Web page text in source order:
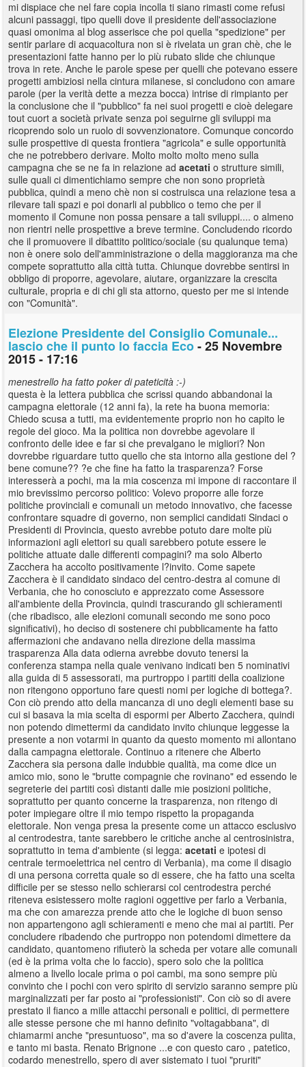
mi dispiace che nel fare copia incolla ti siano rimasti come refusi
alcuni passaggi, tipo quelli dove il presidente dell'associazione
quasi omonima al blog asserisce che poi quella "spedizione" per
sentir parlare di acquacoltura non si è rivelata un gran chè, che le
presentazioni fatte hanno per lo più rubato slide che chiunque
trova in rete. Anche le parole spese per quelli che potevano essere
progetti ambiziosi nella cintura milanese, si concludono con amare
parole (per la verità dette a mezza bocca) intrise di rimpianto per
la conclusione che il "pubblico" fa nei suoi progetti e cioè delegare
tout cuort a società private senza poi seguirne gli sviluppi ma
ricoprendo solo un ruolo di sovvenzionatore. Comunque concordo
sulle prospettive di questa frontiera "agricola" e sulle opportunità
che ne potrebbero derivare. Molto molto molto meno sulla
campagna che se ne fa in relazione ad acetati o strutture simili,
sulle quali ci dimentichiamo sempre che non sono proprietà
pubblica, quindi a meno chè non si costruisca una relazione tesa a
rilevare tali spazi e poi donarli al pubblico o temo che per il
momento il Comune non possa pensare a tali sviluppi.... o almeno
non rientri nelle prospettive a breve termine. Concludendo ricordo
che il promuovere il dibattito politico/sociale (su qualunque tema)
non è onere solo dell'amministrazione o della maggioranza ma che
compete soprattutto alla città tutta. Chiunque dovrebbe sentirsi in
obbligo di proporre, agevolare, aiutare, organizzare la crescita
culturale, propria e di chi gli sta attorno, questo per me si intende
con "Comunità".
Elezione Presidente del Consiglio Comunale...
lascio che il punto lo faccia Eco- 25 Novembre
2015 - 17:16
menestrello ha fatto poker di pateticità :-)
questa è la lettera pubblica che scrissi quando abbandonai la
campagna elettorale (12 anni fa), la rete ha buona memoria:
Chiedo scusa a tutti, ma evidentemente proprio non ho capito le
regole del gioco. Ma la politica non dovrebbe agevolare il
confronto delle idee e far si che prevalgano le migliori? Non
dovrebbe riguardare tutto quello che sta intorno alla gestione del ?
bene comune?? ?e che fine ha fatto la trasparenza? Forse
interesserà a pochi, ma la mia coscenza mi impone di raccontare il
mio brevissimo percorso politico: Volevo proporre alle forze
politiche provinciali e comunali un metodo innovativo, che facesse
confrontare squadre di governo, non semplici candidati Sindaci o
Presidenti di Provincia, questo avrebbe potuto dare molte più
informazioni agli elettori su quali sarebbero potute essere le
politiche attuate dalle differenti compagini? ma solo Alberto
Zacchera ha accolto positivamente l?invito. Come sapete
Zacchera è il candidato sindaco del centro-destra al comune di
Verbania, che ho conosciuto e apprezzato come Assessore
all'ambiente della Provincia, quindi trascurando gli schieramenti
(che ribadisco, alle elezioni comunali secondo me sono poco
significativi), ho deciso di sostenere chi pubblicamente ha fatto
affermazioni che andavano nella direzione della massima
trasparenza Alla data odierna avrebbe dovuto tenersi la
conferenza stampa nella quale venivano indicati ben 5 nominativi
alla guida di 5 assessorati, ma purtroppo i partiti della coalizione
non ritengono opportuno fare questi nomi per logiche di bottega?.
Con ciò prendo atto della mancanza di uno degli elementi base su
cui si basava la mia scelta di espormi per Alberto Zacchera, quindi
non potendo dimettermi da candidato invito chiunque leggesse la
presente a non votarmi in quanto da questo momento mi allontano
dalla campagna elettorale. Continuo a ritenere che Alberto
Zacchera sia persona dalle indubbie qualità, ma come dice un
amico mio, sono le "brutte compagnie che rovinano" ed essendo le
segreterie dei partiti così distanti dalle mie posizioni politiche,
soprattutto per quanto concerne la trasparenza, non ritengo di
poter impiegare oltre il mio tempo rispetto la propaganda
elettorale. Non venga presa la presente come un attacco esclusivo
al centrodestra, tante sarebbero le critiche anche al centrosinistra,
soprattutto in tema d'ambiente (si legga: acetati e ipotesi di
centrale termoelettrica nel centro di Verbania), ma come il disagio
di una persona corretta quale so di essere, che ha fatto una scelta
difficile per se stesso nello schierarsi col centrodestra perché
riteneva esistessero molte ragioni oggettive per farlo a Verbania,
ma che con amarezza prende atto che le logiche di buon senso
non appartengono agli schieramenti e meno che mai ai partiti. Per
concludere ribadendo che purtroppo non potendomi dimettere da
candidato, quantomeno rifiuterò la scheda per votare alle comunali
(ed è la prima volta che lo faccio), spero solo che la politica
almeno a livello locale prima o poi cambi, ma sono sempre più
convinto che i pochi con vero spirito di servizio saranno sempre più
marginalizzati per far posto ai "professionisti". Con ciò so di avere
prestato il fianco a mille attacchi personali e politici, di permettere
alle stesse persone che mi hanno definito "voltagabbana", di
chiamarmi anche "presuntuoso", ma so d'avere la coscenza pulita,
e tanto mi basta. Renato Brignone ...e con questo caro , patetico,
codardo menestrello, spero di aver sistemato i tuoi "pruriti"